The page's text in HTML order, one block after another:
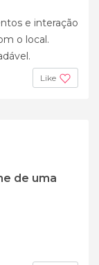
e interação
o local.
Like
de uma